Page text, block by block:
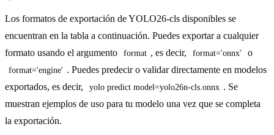
Los formatos de exportación de YOLO26-cls disponibles se
encuentran en la tabla a continuación. Puedes exportar a cualquier
formato usando el argumento
format , es decir, format='onnx' o
format='engine' . Puedes predecir o validar directamente en modelos
exportados, es decir,
yolo predict model=yolo26n-cls.onnx . Se
muestran ejemplos de uso para tu modelo una vez que se completa
la exportación.